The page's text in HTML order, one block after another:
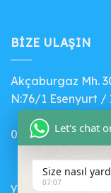
BIZE ULAŞIN
Akçaburgaz Mh.
N:76/1 Esenyurt /
0 (541) 412 56 71
Let's chat
Size nasıl
07:07